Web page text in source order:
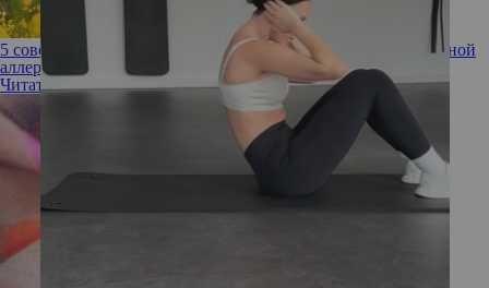
5 советов, как избавиться от слезоточивости во время сезонной
аллергии
Читать полностью